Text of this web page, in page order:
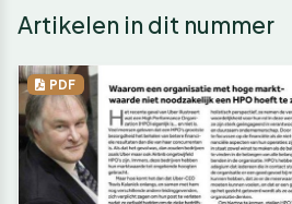
Artikelen in dit nummer
PDF